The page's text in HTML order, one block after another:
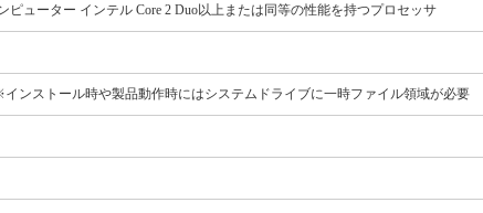
ューター インテル Core 2 Duo以上または同等の性能を持つプロセッサ
ンストール時や製品動作時にはシステムドライブに一時ファイル領域が必要